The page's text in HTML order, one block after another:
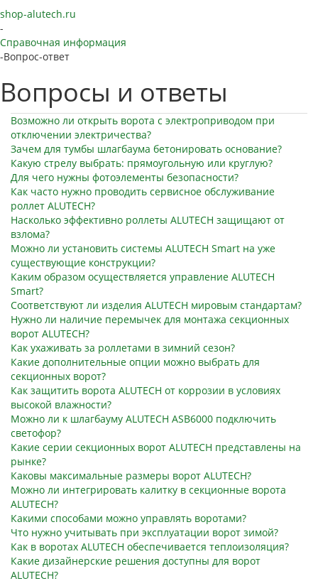
shop-alutech.ru
-
Справочная информация
-Вопрос-ответ
Вопросы и ответы
Возможно ли открыть ворота с электроприводом при
отключении электричества?
Зачем для тумбы шлагбаума бетонировать основание?
Какую стрелу выбрать: прямоугольную или круглую?
Для чего нужны фотоэлементы безопасности?
Как часто нужно проводить сервисное обслуживание
роллет ALUTECH?
Насколько эффективно роллеты ALUTECH защищают от
взлома?
Можно ли установить системы ALUTECH Smart на уже
существующие конструкции?
Каким образом осуществляется управление ALUTECH
Smart?
Соответствуют ли изделия ALUTECH мировым стандартам?
Нужно ли наличие перемычек для монтажа секционных
ворот ALUTECH?
Как ухаживать за роллетами в зимний сезон?
Какие дополнительные опции можно выбрать для
секционных ворот?
Как защитить ворота ALUTECH от коррозии в условиях
высокой влажности?
Можно ли к шлагбауму ALUTECH ASB6000 подключить
светофор?
Какие серии секционных ворот ALUTECH представлены на
рынке?
Каковы максимальные размеры ворот ALUTECH?
Можно ли интегрировать калитку в секционные ворота
ALUTECH?
Какими способами можно управлять воротами?
Что нужно учитывать при эксплуатации ворот зимой?
Как в воротах ALUTECH обеспечивается теплоизоляция?
Какие дизайнерские решения доступны для ворот
ALUTECH?